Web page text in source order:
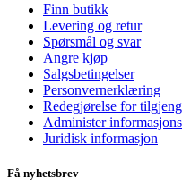
Finn butikk
Levering og retur
Spørsmål og svar
Angre kjøp
Salgsbetingelser
Personvernerklæring
Redegjørelse for
Administer
Juridisk informasjon
Få nyhetsbrev